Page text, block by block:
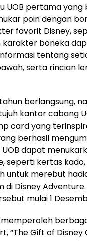
UOB pertama
poin dengan
favorit Disney,
karakter boneka
tentang
serta rincian
berlangsung,
kantor cabang
card yang
berhasil
dapat
seperti kertas
untuk merebut
Disney
mulai 1
memperoleh
“The Gift of Disney